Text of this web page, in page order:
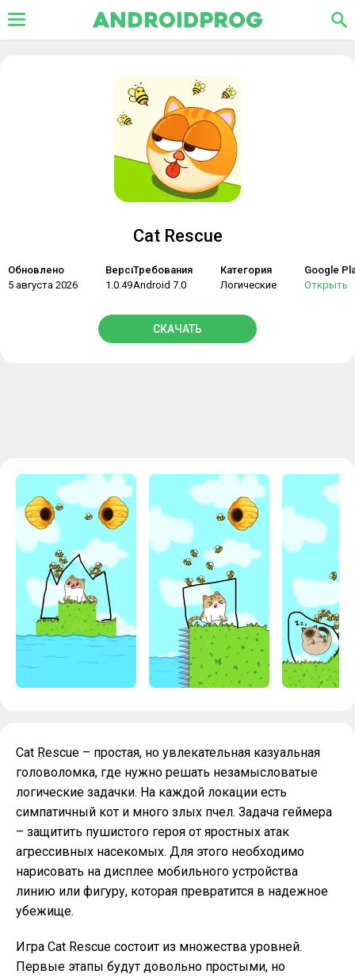
Cat Rescue
Обновлено
5 августа 2026
Версия
1.0.49
Требования
Android 7.0
Категория
Логические
Google
Открыть
СКАЧАТЬ
Cat Rescue – простая, но увлекательная казуальная
головоломка, где нужно решать незамысловатые
логические задачки. На каждой локации есть
симпатичный кот и много злых пчел. Задача геймера
– защитить пушистого героя от яростных атак
агрессивных насекомых. Для этого необходимо
нарисовать на дисплее мобильного устройства
линию или фигуру, которая превратится в надежное
убежище.
Игра Cat Rescue состоит из множества уровней.
Первые этапы будут довольно простыми, но